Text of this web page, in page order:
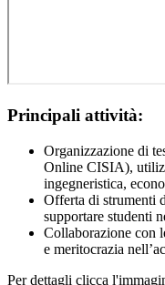
Principali attività:
Organizzazione di
Online CISIA),
ingegneristica,
Offerta di strumenti
supportare studenti
Collaborazione con
e meritocrazia
Per dettagli clicca